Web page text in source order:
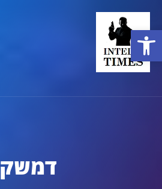
דמשק
פתח סרגל נגישות